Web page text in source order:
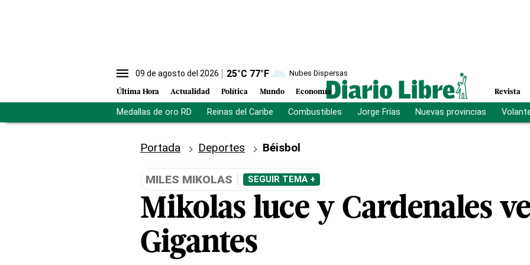
09 de agosto del 2026 25°C 77°F Nubes Dispersas
Última Hora Actualidad Política Mundo Economía Revista
Medallas de oro RD Reinas del Caribe Combustibles Jorge Frías Nuevas provincias
Portada Deportes Béisbol
MILES MIKOLAS SEGUIR TEMA +
Mikolas luce y Cardenales
Gigantes